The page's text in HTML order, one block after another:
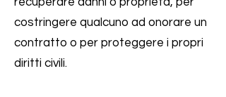
costringere qualcuno ad onorare un
contratto o per proteggere i propri
diritti civili.